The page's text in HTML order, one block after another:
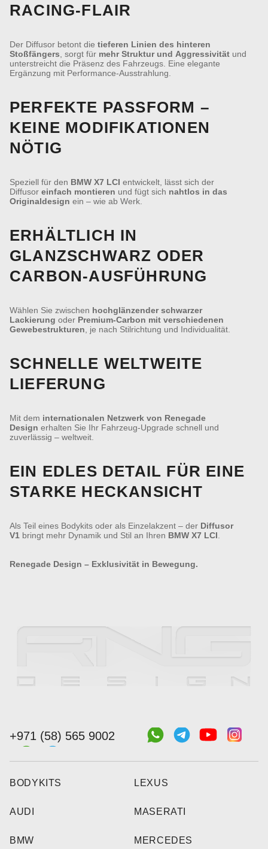
RACING-FLAIR
Der Diffusor betont die tieferen Linien des hinteren
Stoßfängers , sorgt für mehr Struktur und Aggressivität und
unterstreicht die Präsenz des Fahrzeugs. Eine elegante
Ergänzung mit Performance-Ausstrahlung.
PERFEKTE PASSFORM –
KEINE MODIFIKATIONEN
NÖTIG
Speziell für den BMW X7 LCI entwickelt, lässt sich der
Diffusor einfach montieren und fügt sich nahtlos in das
Originaldesign ein – wie ab Werk.
ERHÄLTLICH IN
GLANZSCHWARZ ODER
CARBON-AUSFÜHRUNG
Wählen Sie zwischen hochglänzender schwarzer
Lackierung oder Premium-Carbon mit verschiedenen
Gewebestrukturen , je nach Stilrichtung und Individualität.
SCHNELLE WELTWEITE
LIEFERUNG
Mit dem internationalen Netzwerk von Renegade
Design erhalten Sie Ihr Fahrzeug-Upgrade schnell und
zuverlässig – weltweit.
EIN EDLES DETAIL FÜR EINE
STARKE HECKANSICHT
Als Teil eines Bodykits oder als Einzelakzent – der Diffusor
V1 bringt mehr Dynamik und Stil an Ihren BMW X7 LCI
Renegade Design – Exklusivität in Bewegung.
+971 (58) 565 9002
BODYKITS
AUDI
BMW
LEXUS
MASERATI
MERCEDES